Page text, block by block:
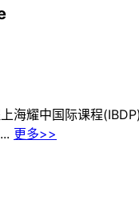
海耀中国际课程
更多>>